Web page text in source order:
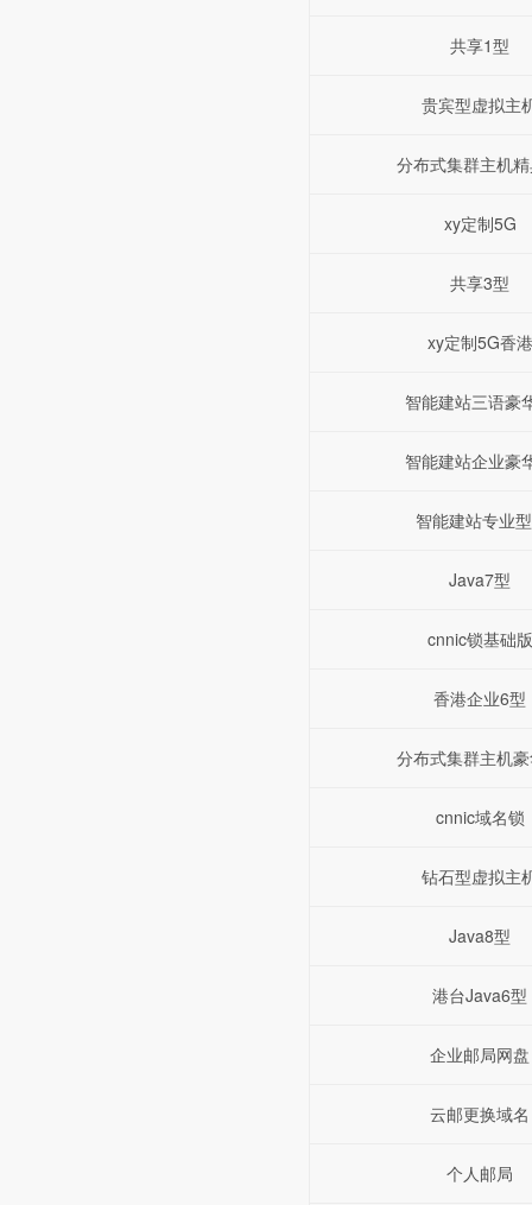
共享1型
贵宾型虚拟主
分布式集群主机
xy定制5G
共享3型
xy定制5G香港
智能建站三语豪
智能建站企业豪
智能建站专业
Java7型
cnnic锁基础版
香港企业6型
分布式集群主机
cnnic域名锁
钻石型虚拟主
Java8型
港台Java6型
企业邮局网盘
云邮更换域名
个人邮局